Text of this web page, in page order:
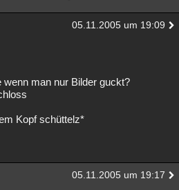
05.11.2005 um 19:09
man nur Bilder guckt?
Kopf schüttelz*
05.11.2005 um 19:17